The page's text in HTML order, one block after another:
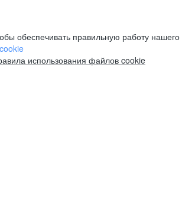
обеспечивать правильную работу нашего
использования файлов cookie